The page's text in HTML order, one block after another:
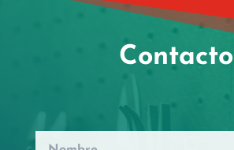
Contacto